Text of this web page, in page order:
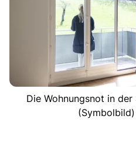
Die Wohnungsnot in